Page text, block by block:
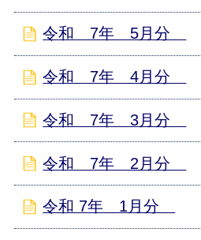
令和 7年 5月分
令和 7年 4月分
令和 7年 3月分
令和 7年 2月分
令和 7年 1月分